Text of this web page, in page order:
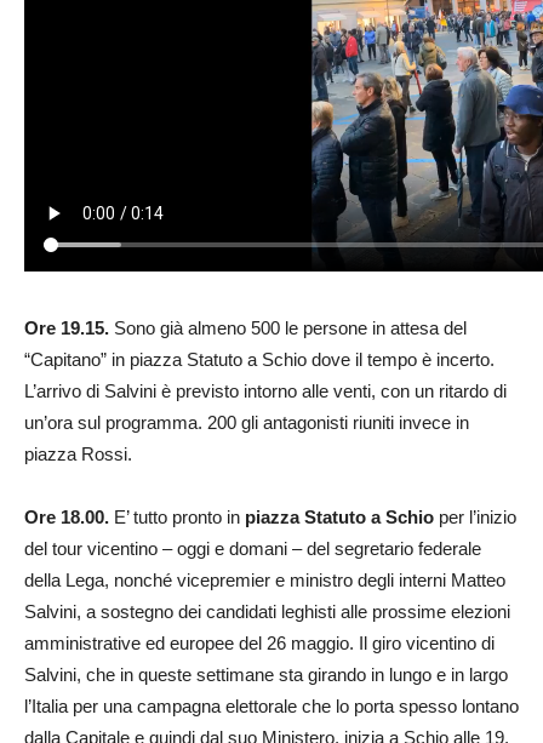
Ore 19.15. Sono già almeno 500 le persone in attesa del
“Capitano” in piazza Statuto a Schio dove il tempo è incerto.
L’arrivo di Salvini è previsto intorno alle venti, con un ritardo di
un’ora sul programma. 200 gli antagonisti riuniti invece in
piazza Rossi.
Ore 18.00. E’ tutto pronto in piazza Statuto a Schio per l’inizio
del tour vicentino – oggi e domani – del segretario federale
della Lega, nonché vicepremier e ministro degli interni Matteo
Salvini, a sostegno dei candidati leghisti alle prossime elezioni
amministrative ed europee del 26 maggio. Il giro vicentino di
Salvini, che in queste settimane sta girando in lungo e in largo
l’Italia per una campagna elettorale che lo porta spesso lontano
dalla Capitale e quindi dal suo Ministero, inizia a Schio alle 19,